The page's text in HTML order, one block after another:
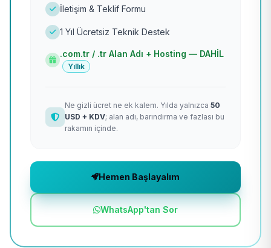
İletişim & Teklif Formu
1 Yıl Ücretsiz Teknik Destek
.com.tr / .tr Alan Adı + Hosting — DAHİL
Yıllık
Ne gizli ücret ne ek kalem. Yılda yalnızca 50
USD + KDV; alan adı, barındırma ve fazlası bu
rakamın içinde.
Hemen Başlayalım
WhatsApp'tan Sor